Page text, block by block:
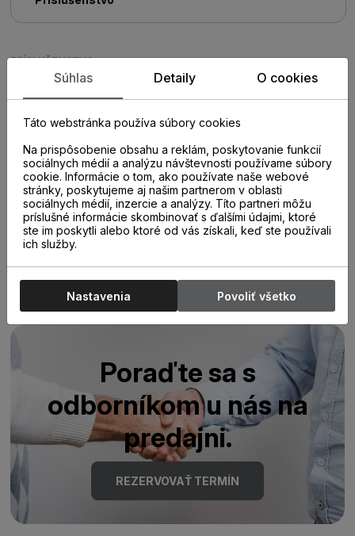
PRÍSLUŠENSTVO
Poraďte sa s
odborníkom u nás na
predajni.
REZERVOVAŤ TERMÍN
Súhlas Detaily O cookies
Táto webstránka používa súbory cookies
Na prispôsobenie obsahu a reklám, poskytovanie funkcií
sociálnych médií a analýzu návštevnosti používame súbory
cookie. Informácie o tom, ako používate naše webové
stránky, poskytujeme aj našim partnerom v oblasti
sociálnych médií, inzercie a analýzy. Títo partneri môžu
príslušné informácie skombinovať s ďalšími údajmi, ktoré
ste im poskytli alebo ktoré od vás získali, keď ste používali
ich služby.
Nastavenia Povoliť všetko